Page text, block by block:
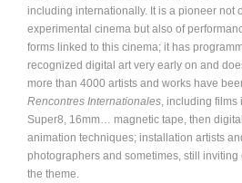
including internationally. It is a pioneer not
experimental cinema but also of
forms linked to this cinema; it has
recognized digital art very early on and
more than 4000 artists and works have
Rencontres Internationales, including films
Super8, 16mm… magnetic tape, then
animation techniques; installation artists
photographers and sometimes, still
the theme.